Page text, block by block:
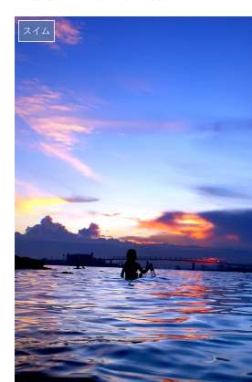
スイム